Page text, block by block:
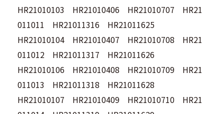
HR21010103 HR21010406 HR21010707 HR21
011011 HR21011316 HR21011625
HR21010104 HR21010407 HR21010708 HR21
011012 HR21011317 HR21011626
HR21010106 HR21010408 HR21010709 HR21
011013 HR21011318 HR21011628
HR21010107 HR21010409 HR21010710 HR21